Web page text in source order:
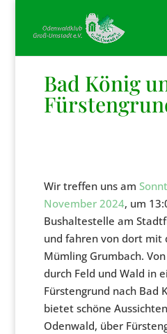
Bad König
Wir treffen uns am
November 2024, um
Bushaltestelle am
und fahren von dort mit
Mümling Grumbach.
durch Feld und Wald in
Fürstengrund nach Bad
bietet schöne
Odenwald, über